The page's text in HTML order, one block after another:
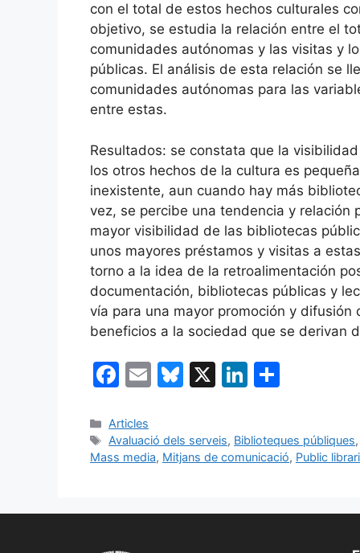
con el total de estos hechos culturales
objetivo, se estudia la relación entre el
comunidades autónomas y las visitas y
públicas. El análisis de esta relación se
comunidades autónomas para las
entre estas.
Resultados: se constata que la
los otros hechos de la cultura es
inexistente, aun cuando hay más
vez, se percibe una tendencia y relación
mayor visibilidad de las bibliotecas
unos mayores préstamos y visitas a
torno a la idea de la retroalimentación
documentación, bibliotecas públicas y
vía para una mayor promoción y
beneficios a la sociedad que se derivan
F
c
e
E
l
Bl
s
X
Li
e p
Categories
Articles
Etiquetes
Avaluació dels serveis, Biblioteques públiques,
Mass media, Mitjans de comunicació, Public